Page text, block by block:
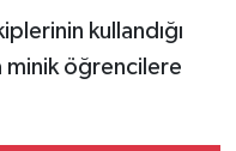
kullandığı
minik öğrencilere